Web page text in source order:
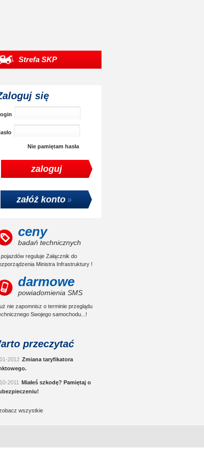
Strefa SKP
się
Nie pamiętam hasła
załóż konto
ceny
badań technicznych
...pojazdów reguluje Załącznik do
Ministra Infrastruktury !
darmowe
powiadomienia SMS
nie zapomnisz o terminie przeglądu
Swojego samochodu...!
przeczytać
2012 Zmiana taryfikatora
2011 Miałeś szkodę? Pamiętaj o
wszystkie